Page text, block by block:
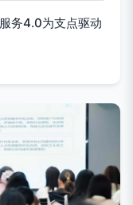
务4.0为支点驱动